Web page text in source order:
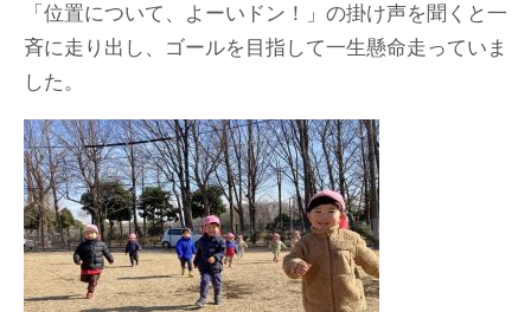
「位置について、よーいドン！」の掛け声を聞くと一
斉に走り出し、ゴールを目指して一生懸命走っていま
した。